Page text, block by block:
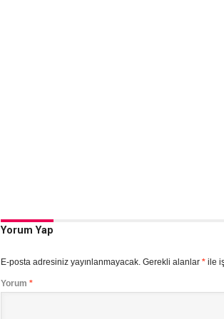
Yorum Yap
E-posta adresiniz yayınlanmayacak. Gerekli alanlar *ile
Yorum *